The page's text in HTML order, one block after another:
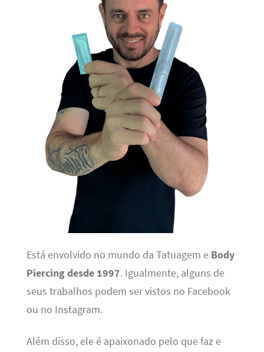
Está envolvido no mundo da Tatuagem e Body
Piercing desde 1997. Igualmente, alguns de
seus trabalhos podem ser vistos no Facebook
ou no Instagram.
Além disso, ele é apaixonado pelo que faz e